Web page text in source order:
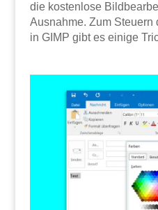
die kostenlose
Ausnahme. Zum Steuern
in GIMP gibt es einige